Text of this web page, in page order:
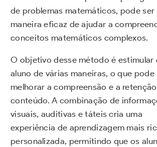
de problemas matemáticos, pode ser
maneira eficaz de ajudar a
conceitos matemáticos complexos.
O objetivo desse método é estimular
aluno de várias maneiras, o que pode
melhorar a compreensão e a
conteúdo. A combinação de
visuais, auditivas e táteis cria uma
experiência de aprendizagem mais
personalizada, permitindo que os